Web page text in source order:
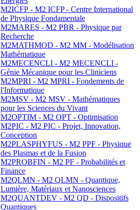
M2ICFP - M2 ICFP - Centre International
de Physique Fondamentale
M2MARES - M2 PBR - Physique par
Recherche
M2MATHMOD - M2 MM - Modélisation
Mathématique
M2MECENCLI - M2 MECENCLI -
Génie Mécanique pour les Cliniciens
M2MPRI - M2 MPRI - Fondements de
l'Informatique
M2MSV - M2 MSV - Mathématiques
pour les Sciences du Vivant
M2OPTIM - M2 OPT - Optimisation
M2PIC - M2 PIC - Projet, Innovation,
Conception
M2PLASPHYFUS - M2 PPF - Physique
des Plasmas et de la Fusion
M2PROBFIN - M2 PF - Probabilités et
Finance
M2QLMN - M2 QLMN - Quantique,
Lumière, Matériaux et Nanosciences
M2QUANTDEV - M2 QD - Dispositifs
Quantiques